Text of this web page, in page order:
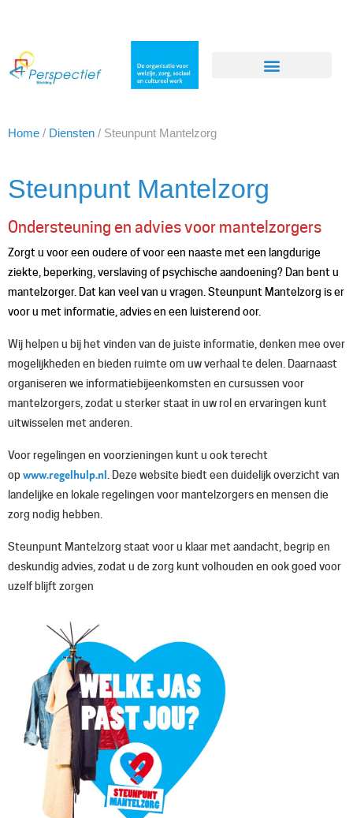
Home / Diensten / Steunpunt Mantelzorg
Steunpunt Mantelzorg
Ondersteuning en advies voor mantelzorgers
Zorgt u voor een oudere of voor een naaste met een langdurige
ziekte, beperking, verslaving of psychische aandoening? Dan bent u
mantelzorger. Dat kan veel van u vragen. Steunpunt Mantelzorg is er
voor u met informatie, advies en een luisterend oor.
Wij helpen u bij het vinden van de juiste informatie, denken mee over
mogelijkheden en bieden ruimte om uw verhaal te delen. Daarnaast
organiseren we informatiebijeenkomsten en cursussen voor
mantelzorgers, zodat u sterker staat in uw rol en ervaringen kunt
uitwisselen met anderen.
Voor regelingen en voorzieningen kunt u ook terecht
op www.regelhulp.nl . Deze website biedt een duidelijk overzicht van
landelijke en lokale regelingen voor mantelzorgers en mensen die
zorg nodig hebben.
Steunpunt Mantelzorg staat voor u klaar met aandacht, begrip en
deskundig advies, zodat u de zorg kunt volhouden en ook goed voor
uzelf blijft zorgen